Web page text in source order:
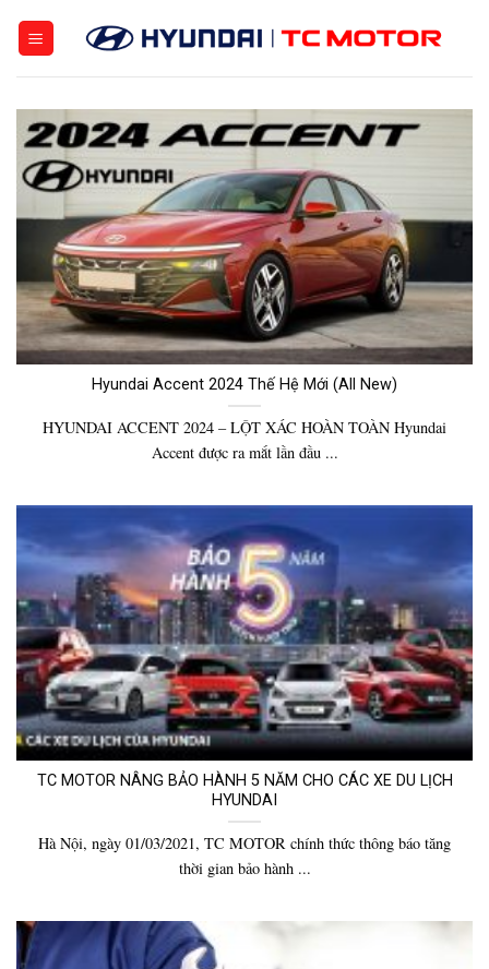
Hyundai Accent 2024 Thế Hệ Mới (All New)
HYUNDAI ACCENT 2024 – LỘT XÁC HOÀN TOÀN Hyundai
Accent được ra mắt lần đầu ...
TC MOTOR NÂNG BẢO HÀNH 5 NĂM CHO CÁC XE DU LỊCH
HYUNDAI
Hà Nội, ngày 01/03/2021, TC MOTOR chính thức thông báo tăng
thời gian bảo hành ...